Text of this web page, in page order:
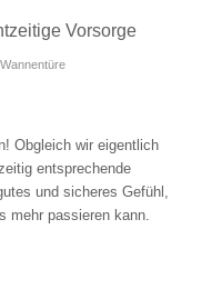
Vorsorge
Obgleich wir eigentlich
entsprechende
und sicheres Gefühl,
mehr passieren kann.